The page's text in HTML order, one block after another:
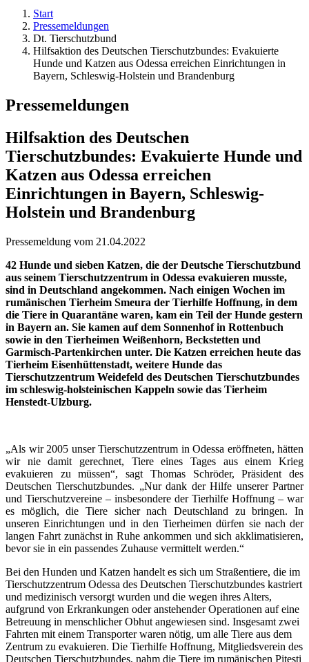
Start
Pressemeldungen
Dt. Tierschutzbund
Hilfsaktion des Deutschen Tierschutzbundes: Evakuierte
Hunde und Katzen aus Odessa erreichen Einrichtungen in
Bayern, Schleswig-Holstein und Brandenburg
Pressemeldungen
Hilfsaktion des Deutschen
Tierschutzbundes: Evakuierte Hunde und
Katzen aus Odessa erreichen
Einrichtungen in Bayern, Schleswig-
Holstein und Brandenburg
Pressemeldung vom 21.04.2022
42 Hunde und sieben Katzen, die der Deutsche Tierschutzbund
aus seinem Tierschutzzentrum in Odessa evakuieren musste,
sind in Deutschland angekommen. Nach einigen Wochen im
rumänischen Tierheim Smeura der Tierhilfe Hoffnung, in dem
die Tiere in Quarantäne waren, kam ein Teil der Hunde gestern
in Bayern an. Sie kamen auf dem Sonnenhof in Rottenbuch
sowie in den Tierheimen Weißenhorn, Beckstetten und
Garmisch-Partenkirchen unter. Die Katzen erreichen heute das
Tierheim Eisenhüttenstadt, weitere Hunde das
Tierschutzzentrum Weidefeld des Deutschen Tierschutzbundes
im schleswig-holsteinischen Kappeln sowie das Tierheim
Henstedt-Ulzburg.
„Als wir 2005 unser Tierschutzzentrum in Odessa eröffneten, hätten
wir nie damit gerechnet, Tiere eines Tages aus einem Krieg
evakuieren zu müssen“, sagt Thomas Schröder, Präsident des
Deutschen Tierschutzbundes. „Nur dank der Hilfe unserer Partner
und Tierschutzvereine – insbesondere der Tierhilfe Hoffnung – war
es möglich, die Tiere sicher nach Deutschland zu bringen. In
unseren Einrichtungen und in den Tierheimen dürfen sie nach der
langen Fahrt zunächst in Ruhe ankommen und sich akklimatisieren,
bevor sie in ein passendes Zuhause vermittelt werden.“
Bei den Hunden und Katzen handelt es sich um Straßentiere, die im
Tierschutzzentrum Odessa des Deutschen Tierschutzbundes kastriert
und medizinisch versorgt wurden und die wegen ihres Alters,
aufgrund von Erkrankungen oder anstehender Operationen auf eine
Betreuung in menschlicher Obhut angewiesen sind. Insgesamt zwei
Fahrten mit einem Transporter waren nötig, um alle Tiere aus dem
Zentrum zu evakuieren. Die Tierhilfe Hoffnung, Mitgliedsverein des
Deutschen Tierschutzbundes, nahm die Tiere im rumänischen Pitesti